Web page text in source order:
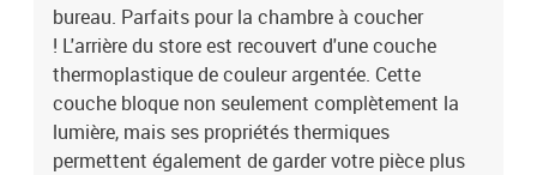
bureau. Parfaits pour la chambre à coucher
! L'arrière du store est recouvert d'une couche
thermoplastique de couleur argentée. Cette
couche bloque non seulement complètement la
lumière, mais ses propriétés thermiques
permettent également de garder votre pièce plus